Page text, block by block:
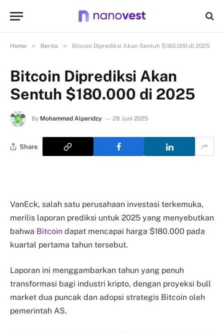
Home » Berita » Bitcoin Diprediksi Akan Sentuh $180.000 di 2025
Bitcoin Diprediksi Akan
Sentuh $180.000 di 2025
By Mohammad Alparidzy 28 Juni 2025
Share
VanEck, salah satu perusahaan investasi terkemuka,
merilis laporan prediksi untuk 2025 yang menyebutkan
bahwa Bitcoin dapat mencapai harga $180.000 pada
kuartal pertama tahun tersebut.
Laporan ini menggambarkan tahun yang penuh
transformasi bagi industri kripto, dengan proyeksi bull
market dua puncak dan adopsi strategis Bitcoin oleh
pemerintah AS.